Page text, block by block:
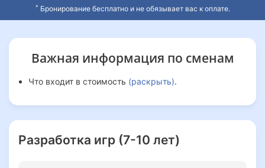
* Бронирование бесплатно и не обязывает вас к оплате.
Важная информация по сменам
Что входит в стоимость (раскрыть).
Разработка игр (7-10 лет)